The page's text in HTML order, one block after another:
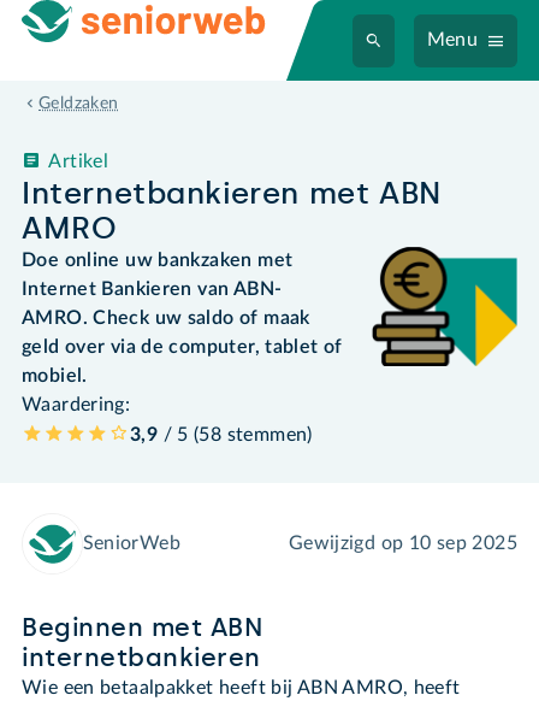
Menu
Geldzaken
Internetbankieren met ABN
AMRO
Artikel
Doe online uw bankzaken met
Internet Bankieren van ABN-
AMRO. Check uw saldo of maak
geld over via de computer, tablet of
mobiel.
Waardering:
3,9 / 5 (58 stemmen)
SeniorWeb Gewijzigd op 10 sep 2025
Beginnen met ABN
internetbankieren
Wie een betaalpakket heeft bij ABN AMRO, heeft